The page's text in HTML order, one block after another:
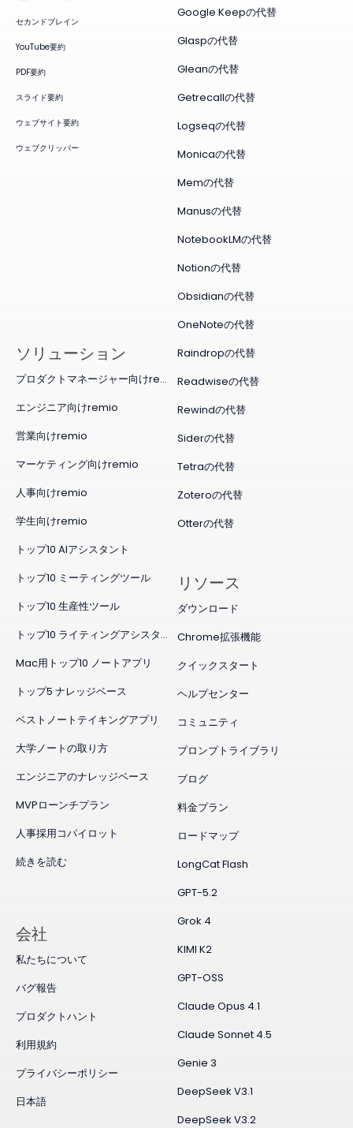
セカンドブレイン
YouTube要約
PDF要約
スライド要約
ウェブサイト要約
ウェブクリッパー
Google Keepの代替
Glaspの代替
Gleanの代替
Getrecallの代替
Logseqの代替
Monicaの代替
Memの代替
Manusの代替
NotebookLMの代替
Notionの代替
Obsidianの代替
OneNoteの代替
Raindropの代替
Readwiseの代替
Rewindの代替
Siderの代替
Tetraの代替
Zoteroの代替
Otterの代替
ソリューション
プロダクトマネージャー向けremio
エンジニア向けremio
営業向けremio
マーケティング向けremio
人事向けremio
学生向けremio
トップ10 AIアシスタント
トップ10 ミーティングツール
トップ10 生産性ツール
トップ10 ライティングアシスタント
Mac用トップ10 ノートアプリ
トップ5 ナレッジベース
ベストノートテイキングアプリ
大学ノートの取り方
エンジニアのナレッジベース
MVPローンチプラン
人事採用コパイロット
続きを読む
リソース
ダウンロード
Chrome拡張機能
クイックスタート
ヘルプセンター
コミュニティ
プロンプトライブラリ
ブログ
料金プラン
ロードマップ
LongCat Flash
GPT-5.2
Grok 4
KIMI K2
GPT-OSS
Claude Opus 4.1
Claude Sonnet 4.5
Genie 3
DeepSeek V3.1
DeepSeek V3.2
会社
私たちについて
バグ報告
プロダクトハント
利用規約
プライバシーポリシー
日本語